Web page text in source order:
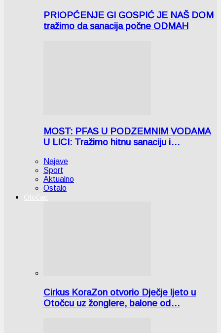
PRIOPĆENJE GI GOSPIĆ JE NAŠ DOM
tražimo da sanacija počne ODMAH
MOST: PFAS U PODZEMNIM VODAMA
U LICI: Tražimo hitnu sanaciju i…
Najave
Sport
Aktualno
Ostalo
Otočac
Cirkus KoraZon otvorio Dječje ljeto u
Otočcu uz žonglere, balone od…